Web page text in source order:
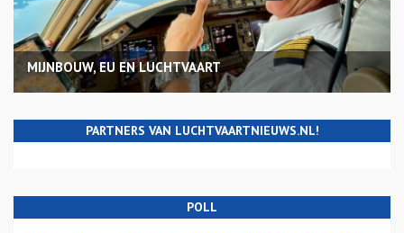
MIJNBOUW, EU EN LUCHTVAART
PARTNERS VAN LUCHTVAARTNIEUWS.NL!
POLL